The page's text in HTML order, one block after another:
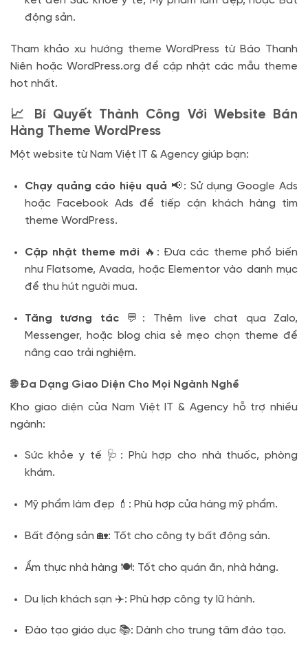
động sản.
Tham khảo xu hướng theme WordPress từ Báo Thanh
Niên hoặc WordPress.org để cập nhật các mẫu theme
hot nhất.
📈 Bí Quyết Thành Công Với Website Bán
Hàng Theme WordPress
Một website từ Nam Việt IT & Agency giúp bạn:
Chạy quảng cáo hiệu quả 📢: Sử dụng Google Ads
hoặc Facebook Ads để tiếp cận khách hàng tìm
theme WordPress.
Cập nhật theme mới 🔥: Đưa các theme phổ biến
như Flatsome, Avada, hoặc Elementor vào danh mục
để thu hút người mua.
Tăng tương tác💬: Thêm live chat qua Zalo,
Messenger, hoặc blog chia sẻ mẹo chọn theme để
nâng cao trải nghiệm.
🌐 Đa Dạng Giao Diện Cho Mọi Ngành Nghề
Kho giao diện của Nam Việt IT & Agency hỗ trợ nhiều
ngành:
Sức khỏe y tế 🩺: Phù hợp cho nhà thuốc, phòng
khám.
Mỹ phẩm làm đẹp 💄: Phù hợp cửa hàng mỹ phẩm.
Bất động sản 🏡: Tốt cho công ty bất động sản.
Ẩm thực nhà hàng 🍽️: Tốt cho quán ăn, nhà hàng.
Du lịch khách sạn ✈️: Phù hợp công ty lữ hành.
Đào tạo giáo dục 📚: Dành cho trung tâm đào tạo.